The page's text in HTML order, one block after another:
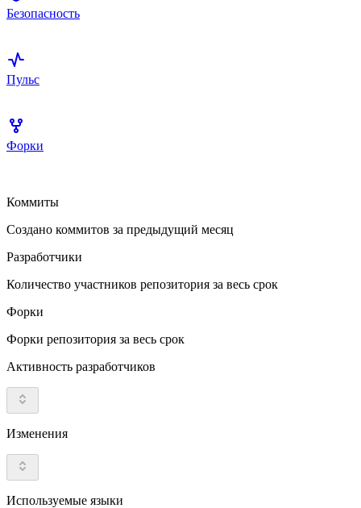
Безопасность
Пульс
Форки
Коммиты
Создано коммитов за предыдущий месяц
Разработчики
Количество участников репозитория за весь срок
Форки
Форки репозитория за весь срок
Активность разработчиков
Изменения
Используемые языки